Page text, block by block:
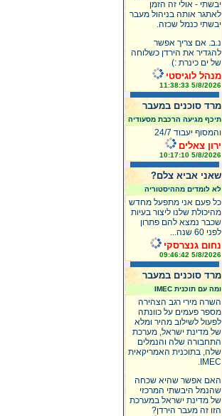
יבשתי - אולי זה הזמן
לאתגר אותה בניהול מעבר
יבשתי כנמל שכזה.
נ.ב. אם צריך אפשר
להגדיר את הירדן כשלוחה
של ים כינרת :)
מנהל לוגיסטי
5/8/2026 11:38:33
מרד סוכנים במעבר
תיכף מגיעה הרכבת מסעודיה
והמסוף יעבוד 24/7
ירון צאלים
5/8/2026 10:17:10
שאני אביא צלם?
לא לומדים מההיסטוריה
כל פעם אני מתפעל מחדש
מהיכולת שלנו ליצור בעיות
שכבר נמצא להם פתרון
לפני 60 שנה...
נחום גנצרסקי
5/8/2026 09:46:42
מרד סוכנים במעבר
ומה עם תוכנית IMEC
השרה מירי רגב הצהירה
מספר פעמים על כוונתה
לפעול לשילוב מהיר ומלא
של מדינת ישראל, מערכת
התחבורה שלה והנמלים
שלה, בתוכנית האמריקאית
IMEC.
האם אפשר שהיא שכחה
שהנמל היבשתי המרכזי
של מדינת ישראל במערכת
הזו זה מעבר הירדן?